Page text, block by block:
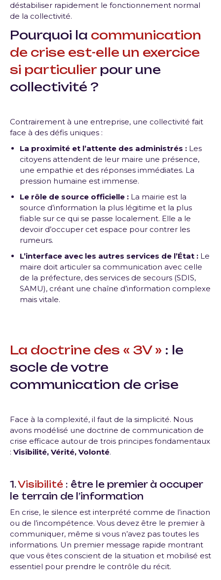
déstabiliser rapidement le fonctionnement normal
de la collectivité.
Pourquoi la communication
de crise est-elle un exercice
si particulier pour une
collectivité ?
Contrairement à une entreprise, une collectivité fait
face à des défis uniques :
La proximité et l’attente des administrés : Les
citoyens attendent de leur maire une présence,
une empathie et des réponses immédiates. La
pression humaine est immense.
Le rôle de source officielle : La mairie est la
source d’information la plus légitime et la plus
fiable sur ce qui se passe localement. Elle a le
devoir d’occuper cet espace pour contrer les
rumeurs.
L’interface avec les autres services de l’État : Le
maire doit articuler sa communication avec celle
de la préfecture, des services de secours (SDIS,
SAMU), créant une chaîne d’information complexe
mais vitale.
La doctrine des « 3V » : le
socle de votre
communication de crise
Face à la complexité, il faut de la simplicité. Nous
avons modélisé une doctrine de communication de
crise efficace autour de trois principes fondamentaux
: Visibilité, Vérité, Volonté.
1.Visibilité : être le premier à occuper
le terrain de l’information
En crise, le silence est interprété comme de l’inaction
ou de l’incompétence. Vous devez être le premier à
communiquer, même si vous n’avez pas toutes les
informations. Un premier message rapide montrant
que vous êtes conscient de la situation et mobilisé est
essentiel pour prendre le contrôle du récit.